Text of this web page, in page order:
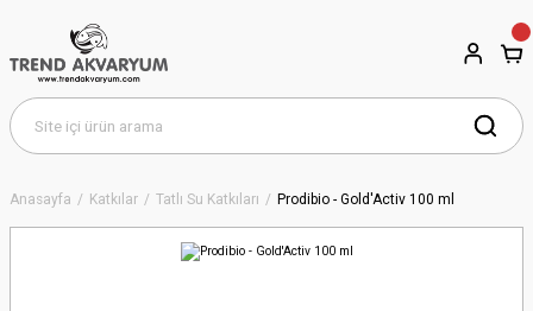
Anasayfa Katkılar Tatlı Su Katkıları Prodibio - Gold'Activ 100 ml